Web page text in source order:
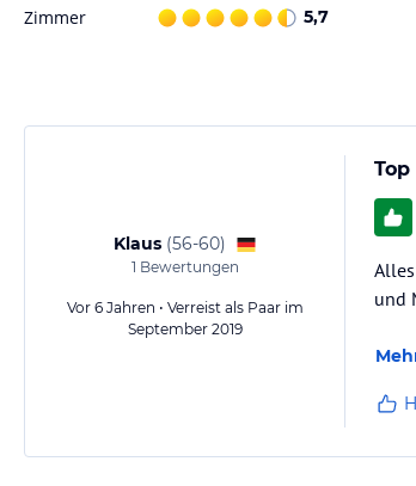
Zimmer 5,7
Klaus (56-60)
1 Bewertungen
Vor 6 Jahren • Verreist als Paar im
September 2019
und